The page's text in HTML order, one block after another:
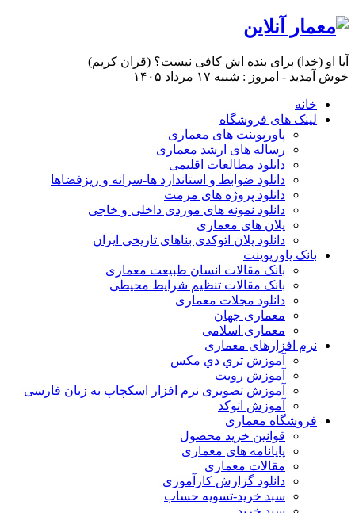
آیا او (خدا) برای بنده اش کافی نیست؟ (قران کریم)
خوش آمدید - امروز : شنبه ۱۷ مرداد ۱۴۰۵
خانه
لینک های فروشگاه
پاورپوینت های معماری
رساله های ارشد معماری
دانلود مطالعات اقلیمی
دانلود ضوابط و استاندارد ها-سرانه و ریزفضاها
دانلود پروژه های مرمت
دانلود نمونه های موردی داخلی و خاجی
پلان های معماری
دانلود پلان اتوکدی بناهای تاریخی ایران
بانک پاورپوینت
بانک مقالات انسان طبیعت معماری
بانک مقالات تنظیم شرایط محیطی
دانلود مجلات معماری
معماری جهان
معماری اسلامی
نرم افزارهای معماری
آﻣﻮزش ﺗﺮي دي ﻣﮑﺲ
آموزش رویت
آموزش تصویری نرم افزار اسکچاپ به زبان فارسی
آموزش اتوکد
فروشگاه معماری
قوانین خرید محصول
پایانامه های معماری
مقالات معماری
دانلود گزارش کارآموزی
سبد خرید-تسویه حساب